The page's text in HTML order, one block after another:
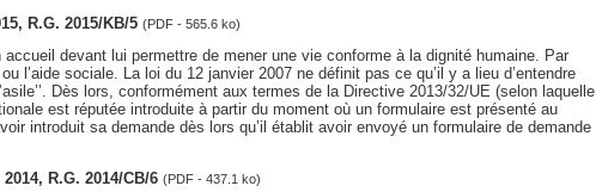
R.G. 2015/KB/5 (PDF - 565.6 ko)
accueil devant lui permettre de mener une vie conforme à la dignité humaine. Par
l’aide sociale. La loi du 12 janvier 2007 ne définit pas ce qu’il y a lieu d’entendre
Dès lors, conformément aux termes de la Directive 2013/32/UE (selon laquelle
est réputée introduite à partir du moment où un formulaire est présenté au
introduit sa demande dès lors qu’il établit avoir envoyé un formulaire de demande
R.G. 2014/CB/6 (PDF - 437.1 ko)